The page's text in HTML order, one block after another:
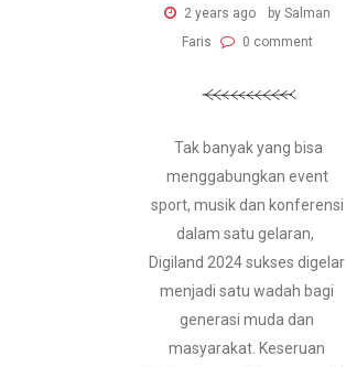
2 years ago
by Salman
Faris
0 comment
Tak banyak yang bisa
menggabungkan event
sport, musik dan konferensi
dalam satu gelaran,
Digiland 2024 sukses digelar
menjadi satu wadah bagi
generasi muda dan
masyarakat. Keseruan